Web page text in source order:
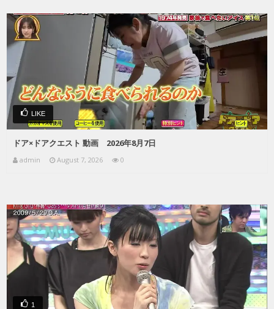
LIKE
ドア×ドアクエスト 動画 2026年8月7日
admin August 7, 2026 0
1